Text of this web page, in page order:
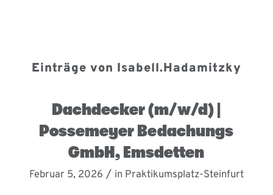
Einträge von Isabell.Hadamitzky
Dachdecker (m/w/d) |
Possemeyer Bedachungs
GmbH, Emsdetten
Februar 5, 2026 / in Praktikumsplatz-Steinfurt